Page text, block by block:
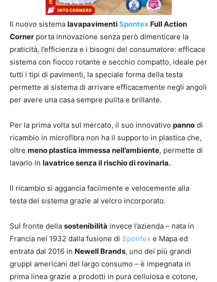
Il nuovo sistema lavapavimentiSpontex Full Action
Corner porta innovazione senza però dimenticare la
praticità, l’efficienza e i bisogni del consumatore: efficace
sistema con fiocco rotante e secchio compatto, ideale per
tutti i tipi di pavimenti, la speciale forma della testa
permette al sistema di arrivare efficacemente negli angoli
per avere una casa sempre pulita e brillante.
Per la prima volta sul mercato, il suo innovativo panno di
ricambio in microfibra non ha il supporto in plastica che,
oltre meno plastica immessa nell’ambiente, permette di
lavarlo in lavatrice senza il rischio di rovinarla.
Il ricambio si aggancia facilmente e velocemente alla
testa del sistema grazie al velcro incorporato.
Sul fronte della sostenibilità invece l’azienda – nata in
Francia nel 1932 dalla fusione di Spontex e Mapa ed
entrata dal 2016 in Newell Brands, uno dei più grandi
gruppi americani del largo consumo – è impegnata in
prima linea grazie a prodotti in pura cellulosa e cotone,